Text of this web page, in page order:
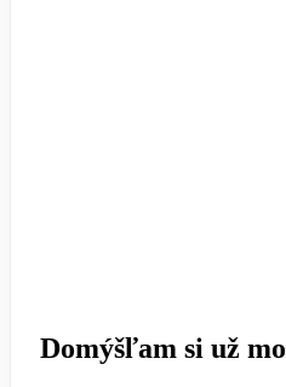
Domýšľam si už